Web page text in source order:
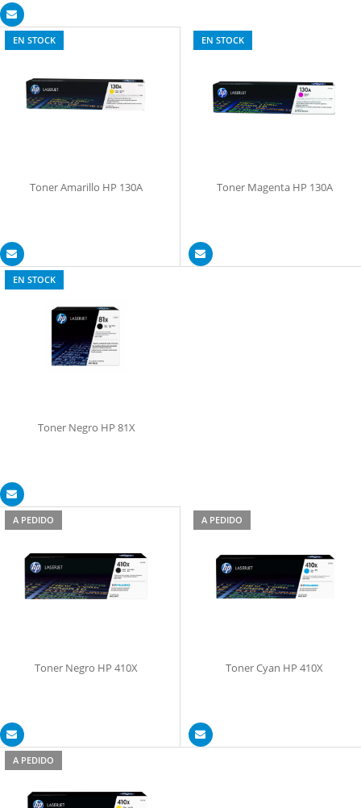
EN STOCK
Toner Amarillo HP 130A
EN STOCK
Toner Magenta HP 130A
EN STOCK
Toner Negro HP 81X
A PEDIDO
Toner Negro HP 410X
A PEDIDO
Toner Cyan HP 410X
A PEDIDO